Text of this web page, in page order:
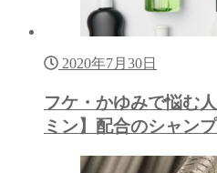
2020年7月30日
フケ・かゆみで悩む
ミン】配合のシャン